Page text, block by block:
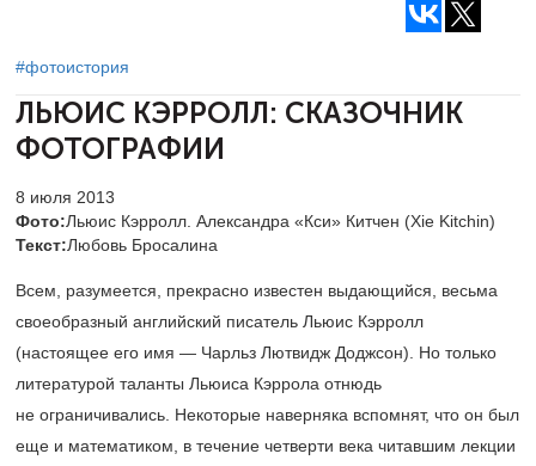
#фотоистория
ЛЬЮИС КЭРРОЛЛ: СКАЗОЧНИК
ФОТОГРАФИИ
8 июля 2013
Фото:Льюис Кэрролл. Александра «Кси» Китчен (Xie Kitchin)
Текст:Любовь Бросалина
Всем, разумеется, прекрасно известен выдающийся, весьма
своеобразный английский писатель Льюис Кэрролл
(настоящее его имя — Чарльз Лютвидж Доджсон). Но только
литературой таланты Льюиса Кэррола отнюдь
не ограничивались. Некоторые наверняка вспомнят, что он был
еще и математиком, в течение четверти века читавшим лекции